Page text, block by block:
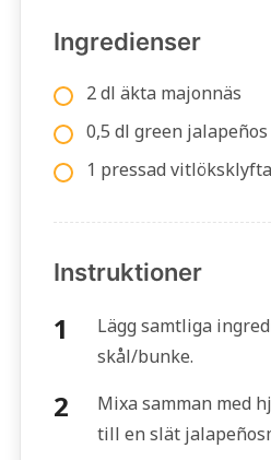
Ingredienser
2 dl äkta majonnäs
0,5 dl green
1 pressad vitlöksklyfta
Instruktioner
Lägg samtliga
skål/bunke.
Mixa samman med
till en slät